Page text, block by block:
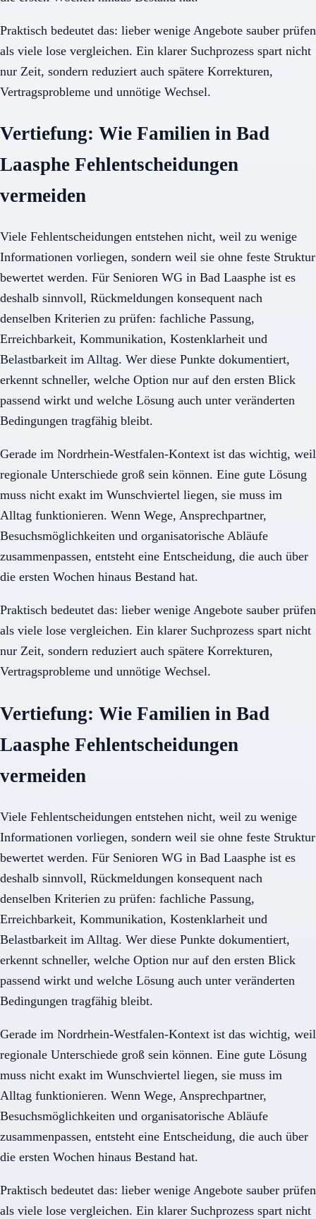
Praktisch bedeutet das: lieber wenige Angebote sauber prüfen
als viele lose vergleichen. Ein klarer Suchprozess spart nicht
nur Zeit, sondern reduziert auch spätere Korrekturen,
Vertragsprobleme und unnötige Wechsel.
Vertiefung: Wie Familien in Bad
Laasphe Fehlentscheidungen
vermeiden
Viele Fehlentscheidungen entstehen nicht, weil zu wenige
Informationen vorliegen, sondern weil sie ohne feste Struktur
bewertet werden. Für Senioren WG in Bad Laasphe ist es
deshalb sinnvoll, Rückmeldungen konsequent nach
denselben Kriterien zu prüfen: fachliche Passung,
Erreichbarkeit, Kommunikation, Kostenklarheit und
Belastbarkeit im Alltag. Wer diese Punkte dokumentiert,
erkennt schneller, welche Option nur auf den ersten Blick
passend wirkt und welche Lösung auch unter veränderten
Bedingungen tragfähig bleibt.
Gerade im Nordrhein-Westfalen-Kontext ist das wichtig, weil
regionale Unterschiede groß sein können. Eine gute Lösung
muss nicht exakt im Wunschviertel liegen, sie muss im
Alltag funktionieren. Wenn Wege, Ansprechpartner,
Besuchsmöglichkeiten und organisatorische Abläufe
zusammenpassen, entsteht eine Entscheidung, die auch über
die ersten Wochen hinaus Bestand hat.
Praktisch bedeutet das: lieber wenige Angebote sauber prüfen
als viele lose vergleichen. Ein klarer Suchprozess spart nicht
nur Zeit, sondern reduziert auch spätere Korrekturen,
Vertragsprobleme und unnötige Wechsel.
Vertiefung: Wie Familien in Bad
Laasphe Fehlentscheidungen
vermeiden
Viele Fehlentscheidungen entstehen nicht, weil zu wenige
Informationen vorliegen, sondern weil sie ohne feste Struktur
bewertet werden. Für Senioren WG in Bad Laasphe ist es
deshalb sinnvoll, Rückmeldungen konsequent nach
denselben Kriterien zu prüfen: fachliche Passung,
Erreichbarkeit, Kommunikation, Kostenklarheit und
Belastbarkeit im Alltag. Wer diese Punkte dokumentiert,
erkennt schneller, welche Option nur auf den ersten Blick
passend wirkt und welche Lösung auch unter veränderten
Bedingungen tragfähig bleibt.
Gerade im Nordrhein-Westfalen-Kontext ist das wichtig, weil
regionale Unterschiede groß sein können. Eine gute Lösung
muss nicht exakt im Wunschviertel liegen, sie muss im
Alltag funktionieren. Wenn Wege, Ansprechpartner,
Besuchsmöglichkeiten und organisatorische Abläufe
zusammenpassen, entsteht eine Entscheidung, die auch über
die ersten Wochen hinaus Bestand hat.
Praktisch bedeutet das: lieber wenige Angebote sauber prüfen
als viele lose vergleichen. Ein klarer Suchprozess spart nicht